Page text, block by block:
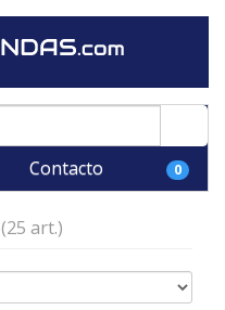
Contacto 0
(25 art.)